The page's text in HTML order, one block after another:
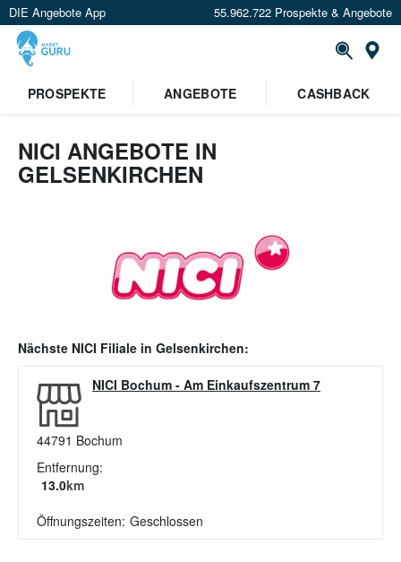
DIE Angebote App 55.962.722 Prospekte & Angebote
PROSPEKTE
ANGEBOTE CASHBACK
NICI ANGEBOTE IN
GELSENKIRCHEN
Nächste NICI Filiale in Gelsenkirchen:
NICI Bochum - Am Einkaufszentrum 7
44791 Bochum
Entfernung:
13.0km
Öffnungszeiten: Geschlossen